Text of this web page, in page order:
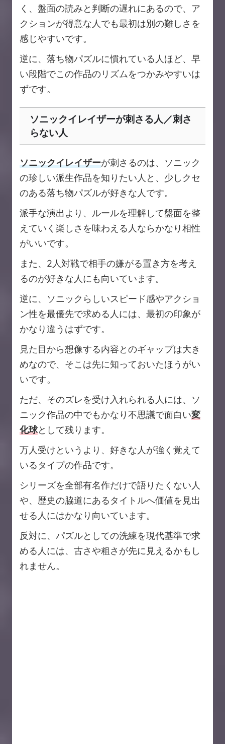
く、盤面の読みと判断の遅れにあるので、ア
クションが得意な人でも最初は別の難しさを
感じやすいです。
逆に、落ち物パズルに慣れている人ほど、早
い段階でこの作品のリズムをつかみやすいは
ずです。
ソニックイレイザーが刺さる人／刺さ
らない人
ソニックイレイザーが刺さるのは、ソニック
の珍しい派生作品を知りたい人と、少しクセ
のある落ち物パズルが好きな人です。
派手な演出より、ルールを理解して盤面を整
えていく楽しさを味わえる人ならかなり相性
がいいです。
また、2人対戦で相手の嫌がる置き方を考え
るのが好きな人にも向いています。
逆に、ソニックらしいスピード感やアクショ
ン性を最優先で求める人には、最初の印象が
かなり違うはずです。
見た目から想像する内容とのギャップは大き
めなので、そこは先に知っておいたほうがい
いです。
ただ、そのズレを受け入れられる人には、ソ
ニック作品の中でもかなり不思議で面白い変
化球として残ります。
万人受けというより、好きな人が強く覚えて
いるタイプの作品です。
シリーズを全部有名作だけで語りたくない人
や、歴史の脇道にあるタイトルへ価値を見出
せる人にはかなり向いています。
反対に、パズルとしての洗練を現代基準で求
める人には、古さや粗さが先に見えるかもし
れません。